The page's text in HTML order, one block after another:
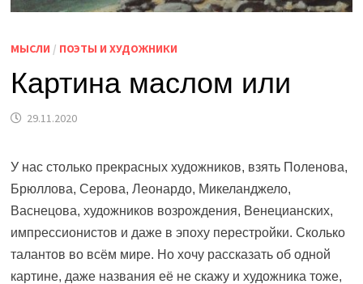
МЫСЛИ / ПОЭТЫ И ХУДОЖНИКИ
Картина маслом или
29.11.2020
У нас столько прекрасных художников, взять Поленова,
Брюллова, Серова, Леонардо, Микеланджело,
Васнецова, художников возрождения, Венецианских,
импрессионистов и даже в эпоху перестройки. Сколько
талантов во всём мире. Но хочу рассказать об одной
картине, даже названия её не скажу и художника тоже,